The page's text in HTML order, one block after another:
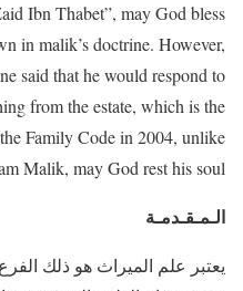
Ibn Thabet”, may God bless
in malik’s doctrine. However,
said that he would respond to
from the estate, which is the
Family Code in 2004, unlike
Malik, may God rest his soul.
الـمـقـدمـة
يعتبر علم الميراث هو ذلك